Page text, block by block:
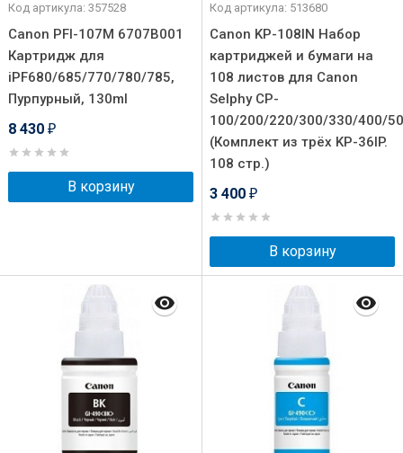
Код артикула: 357528
Canon PFI-107M 6707B001
Картридж для
iPF680/685/770/780/785,
Пурпурный, 130ml
8 430 ₽
В корзину
Код артикула: 513680
Canon KP-108IN Набор
картриджей и бумаги на
108 листов для Canon
Selphy CP-
100/200/220/300/330/400/
(Комплект из трёх KP-36IP.
108 стр.)
3 400 ₽
В корзину